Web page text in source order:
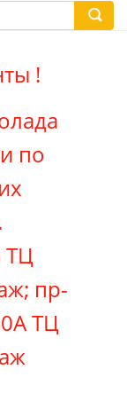
!
по
ТЦ
пр-
ТЦ